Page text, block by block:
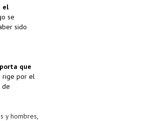
el
se
sido
que
rige por el
de
y hombres,